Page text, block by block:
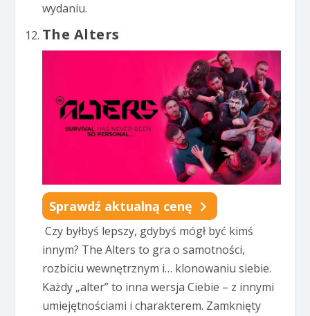
wydaniu.
The Alters
Sprawdź aktualną cenę
Czy byłbyś lepszy, gdybyś mógł być kimś
innym? The Alters to gra o samotności,
rozbiciu wewnętrznym i… klonowaniu siebie.
Każdy „alter” to inna wersja Ciebie – z innymi
umiejętnościami i charakterem. Zamknięty